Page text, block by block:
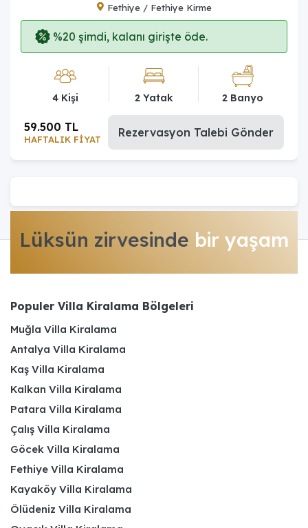
Fethiye / Fethiye Kirme
%20 şimdi, kalanı girişte öde.
4 Kişi 2 Yatak 2 Banyo
HAFTALIK FİYAT
59.500 TL Rezervasyon Talebi Gönder
Lüksün zirvesinde bir yaşam
Populer Villa Kiralama Bölgeleri
Muğla Villa Kiralama
Antalya Villa Kiralama
Kaş Villa Kiralama
Kalkan Villa Kiralama
Patara Villa Kiralama
Çalış Villa Kiralama
Göcek Villa Kiralama
Fethiye Villa Kiralama
Kayaköy Villa Kiralama
Ölüdeniz Villa Kiralama